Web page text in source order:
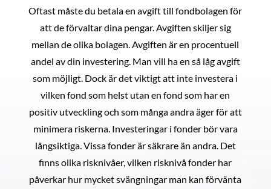
Oftast måste du betala en avgift till fondbolagen för
att de förvaltar dina pengar. Avgiften skiljer sig
mellan de olika bolagen. Avgiften är en procentuell
andel av din investering. Man vill ha en så låg avgift
som möjligt. Dock är det viktigt att inte investera i
vilken fond som helst utan en fond som har en
positiv utveckling och som många andra äger för att
minimera riskerna. Investeringar i fonder bör vara
långsiktiga. Vissa fonder är säkrare än andra. Det
finns olika risknivåer, vilken risknivå fonder har
påverkar hur mycket svängningar man kan förvänta